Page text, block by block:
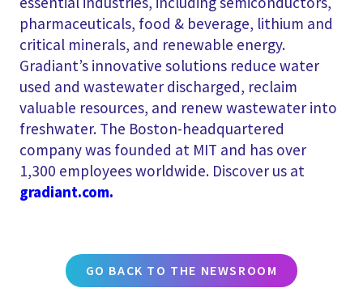
pharmaceuticals, food & beverage, lithium and
critical minerals, and renewable energy.
Gradiant’s innovative solutions reduce water
used and wastewater discharged, reclaim
valuable resources, and renew wastewater into
freshwater. The Boston-headquartered
company was founded at MIT and has over
1,300 employees worldwide. Discover us at
gradiant.com.
GO BACK TO THE NEWSROOM